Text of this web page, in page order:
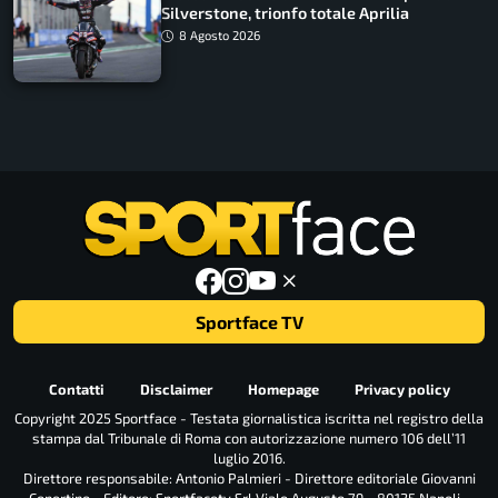
Silverstone, trionfo totale Aprilia
8 Agosto 2026
Sportface TV
Contatti Disclaimer Homepage
Privacy policy
Copyright 2025 Sportface - Testata giornalistica iscritta nel registro della
stampa dal Tribunale di Roma con autorizzazione numero 106 dell’11
luglio 2016.
Direttore responsabile: Antonio Palmieri - Direttore editoriale Giovanni